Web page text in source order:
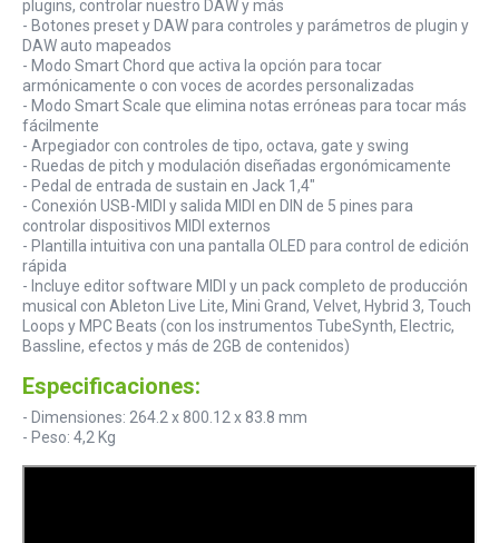
plugins, controlar nuestro DAW y más
- Botones preset y DAW para controles y parámetros de plugin y
DAW auto mapeados
- Modo Smart Chord que activa la opción para tocar
armónicamente o con voces de acordes personalizadas
- Modo Smart Scale que elimina notas erróneas para tocar más
fácilmente
- Arpegiador con controles de tipo, octava, gate y swing
- Ruedas de pitch y modulación diseñadas ergonómicamente
- Pedal de entrada de sustain en Jack 1,4"
- Conexión USB-MIDI y salida MIDI en DIN de 5 pines para
controlar dispositivos MIDI externos
- Plantilla intuitiva con una pantalla OLED para control de edición
rápida
- Incluye editor software MIDI y un pack completo de producción
musical con Ableton Live Lite, Mini Grand, Velvet, Hybrid 3, Touch
Loops y MPC Beats (con los instrumentos TubeSynth, Electric,
Bassline, efectos y más de 2GB de contenidos)
Especificaciones:
- Dimensiones: 264.2 x 800.12 x 83.8 mm
- Peso: 4,2 Kg